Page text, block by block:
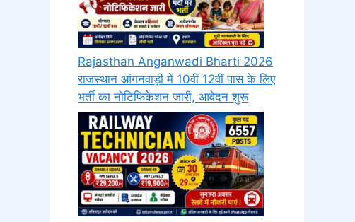
Rajasthan Anganwadi Bharti 2026
राजस्थान आंगनवाड़ी में 10वीं 12वीं पास के लिए
भर्ती का नोटिफिकेशन जारी, आवेदन शुरू